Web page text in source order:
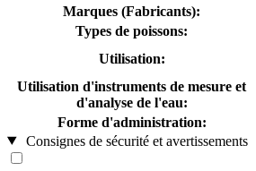
Marques (Fabricants):
Types de poissons:
Utilisation:
Utilisation d'instruments de mesure et
d'analyse de l'eau:
Forme d'administration:
Consignes de sécurité et avertissements